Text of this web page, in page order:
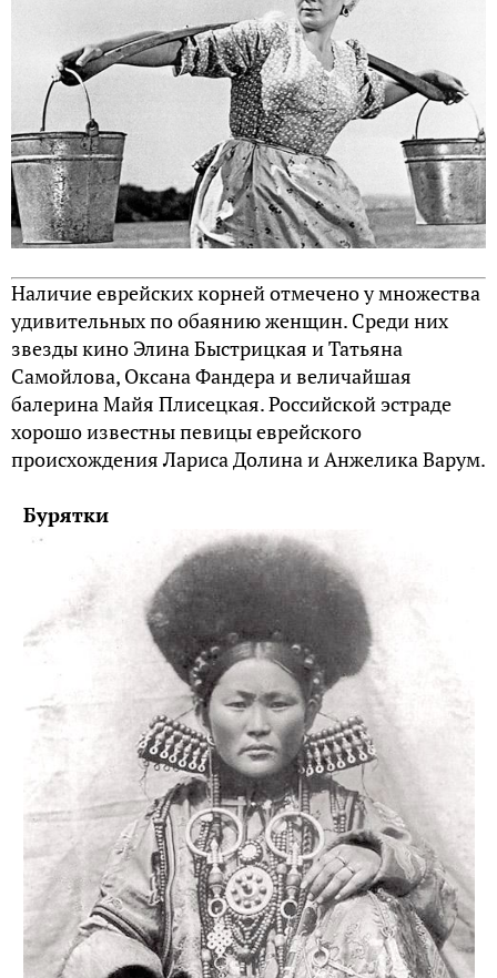
Наличие еврейских корней отмечено у множества
удивительных по обаянию женщин. Среди них
звезды кино Элина Быстрицкая и Татьяна
Самойлова, Оксана Фандера и величайшая
балерина Майя Плисецкая. Российской эстраде
хорошо известны певицы еврейского
происхождения Лариса Долина и Анжелика Варум.
Бурятки